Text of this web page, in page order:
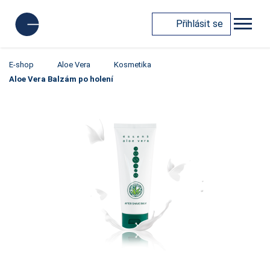
Přihlásit se
E-shop Aloe Vera
Kosmetika
Aloe Vera Balzám po holení